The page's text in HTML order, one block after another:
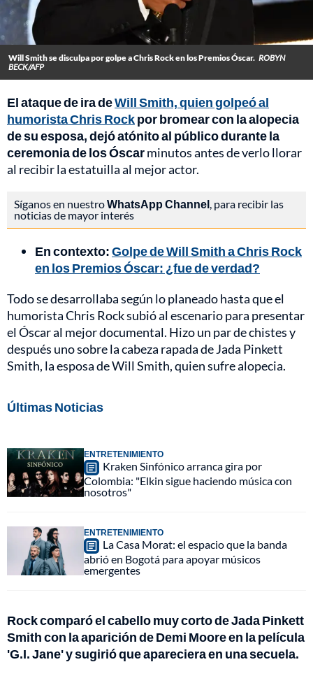
Will Smith se disculpa por golpe a Chris Rock en los Premios Óscar. ROBYN
BECK/AFP
El ataque de ira deWill Smith, quien golpeó al
humorista Chris Rockpor bromear con la alopecia
de su esposa, dejó atónito al público durante la
ceremonia de los Óscarminutos antes de verlo llorar
al recibir la estatuilla al mejor actor.
Síganos en nuestroWhatsApp Channel, para recibir las
noticias de mayor interés
En contexto:Golpe de Will Smith a Chris Rock
en los Premios Óscar: ¿fue de verdad?
Todo se desarrollaba según lo planeado hasta que el
humorista Chris Rock subió al escenario para presentar
el Óscar al mejor documental. Hizo un par de chistes y
después uno sobre la cabeza rapada de Jada Pinkett
Smith, la esposa de Will Smith, quien sufre alopecia.
Últimas Noticias
ENTRETENIMIENTO
Kraken Sinfónico arranca gira por
Colombia: "Elkin sigue haciendo música con
nosotros"
ENTRETENIMIENTO
La Casa Morat: el espacio que la banda
abrió en Bogotá para apoyar músicos
emergentes
Rock comparó el cabello muy corto de Jada Pinkett
Smith con la aparición de Demi Moore en la película
'G.I. Jane' y sugirió que apareciera en una secuela.